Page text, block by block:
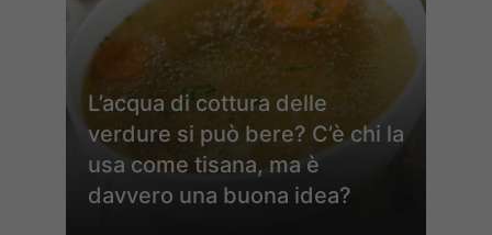
L’acqua di cottura delle
verdure si può bere? C’è chi la
usa come tisana, ma è
davvero una buona idea?